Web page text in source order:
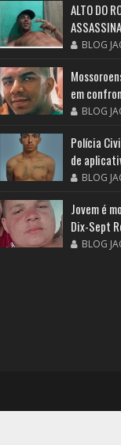
ALTO DO
BLOG
em
BLOG
Polícia
de
BLOG
Jovem é
Dix-Sept
BLOG